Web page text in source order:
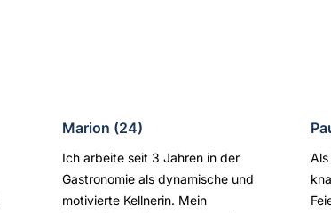
Marion (24)
Ich arbeite seit 3 Jahren in der
Gastronomie als dynamische und
motivierte Kellnerin. Mein